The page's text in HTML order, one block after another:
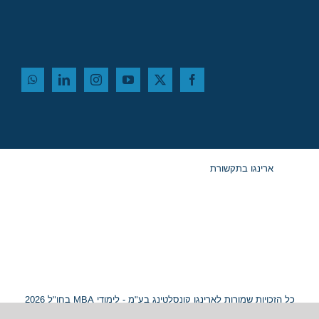
ארינגו בתקשורת
כל הזכויות שמורות לארינגו קונסלטינג בע"מ - לימודי MBA בחו"ל 2026